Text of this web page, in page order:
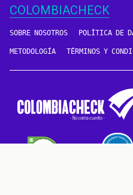
COLOMBIACHECK
SOBRE NOSOTROS POLÍTICA DE
METODOLOGÍA TÉRMINOS Y